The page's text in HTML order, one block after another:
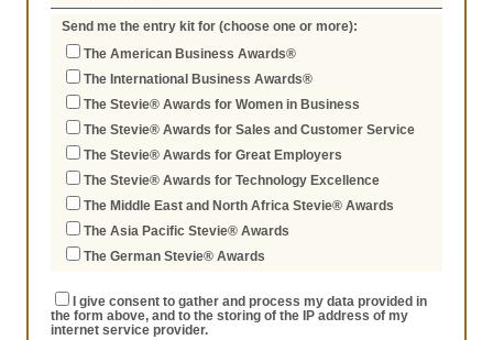
Send me the entry kit for (choose one or more):
The American Business Awards®
The International Business Awards®
The Stevie® Awards for Women in Business
The Stevie® Awards for Sales and Customer Service
The Stevie® Awards for Great Employers
The Stevie® Awards for Technology Excellence
The Middle East and North Africa Stevie® Awards
The Asia Pacific Stevie® Awards
The German Stevie® Awards
I give consent to gather and process my data provided in
the form above, and to the storing of the IP address of my
internet service provider.